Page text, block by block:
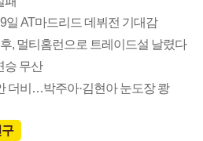
일 AT마드리드 데뷔전 기대감
, 멀티홈런으로 트레이드설 날렸다
승 무산
더비…박주아·김현아 눈도장 쾅